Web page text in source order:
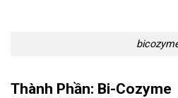
Thành Phần: Bi-Cozyme